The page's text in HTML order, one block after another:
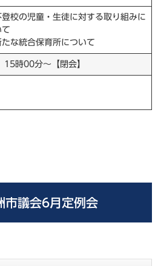
登校の児童・生徒に対する取り組みに
て
たな統合保育所について
時00分～【閉会】
市議会6月定例会